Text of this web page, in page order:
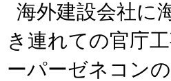
海外建設会社に
き連れての官庁
ーパーゼネコン